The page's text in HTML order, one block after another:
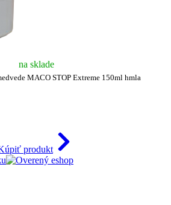
na sklade
MACO STOP Extreme 150ml hmla
produkt